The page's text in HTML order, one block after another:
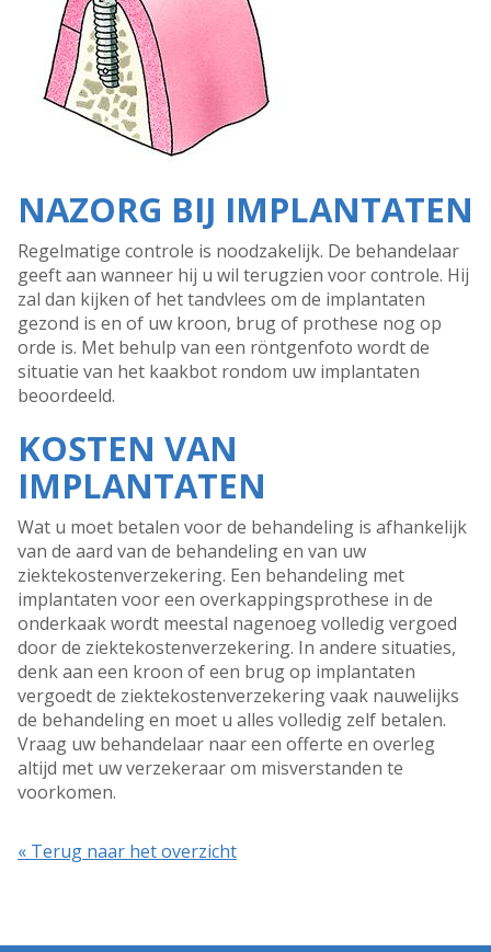
NAZORG BIJ IMPLANTATEN
Regelmatige controle is noodzakelijk. De behandelaar
geeft aan wanneer hij u wil terugzien voor controle. Hij
zal dan kijken of het tandvlees om de implantaten
gezond is en of uw kroon, brug of prothese nog op
orde is. Met behulp van een röntgenfoto wordt de
situatie van het kaakbot rondom uw implantaten
beoordeeld.
KOSTEN VAN
IMPLANTATEN
Wat u moet betalen voor de behandeling is afhankelijk
van de aard van de behandeling en van uw
ziektekostenverzekering. Een behandeling met
implantaten voor een overkappingsprothese in de
onderkaak wordt meestal nagenoeg volledig vergoed
door de ziektekostenverzekering. In andere situaties,
denk aan een kroon of een brug op implantaten
vergoedt de ziektekostenverzekering vaak nauwelijks
de behandeling en moet u alles volledig zelf betalen.
Vraag uw behandelaar naar een offerte en overleg
altijd met uw verzekeraar om misverstanden te
voorkomen.
« Terug naar het overzicht